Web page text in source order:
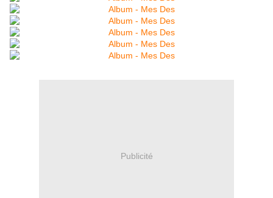
Publicité